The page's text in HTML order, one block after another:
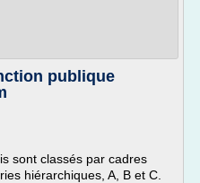
publique
sont classés par cadres
hiérarchiques, A, B et C.